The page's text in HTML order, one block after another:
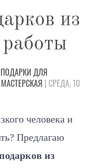
из
ПОДАРКИ ДЛЯ
МАСТЕРСКАЯ | СРЕДА, 10
человека и
Предлагаю
из